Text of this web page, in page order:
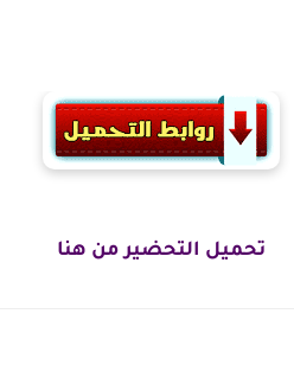
تحميل التحضير من هنا